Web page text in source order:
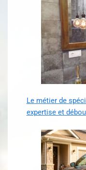
Le métier de
expertise et